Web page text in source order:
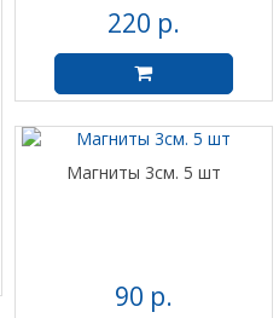
220 р.
Магниты 3см. 5 шт
90 р.